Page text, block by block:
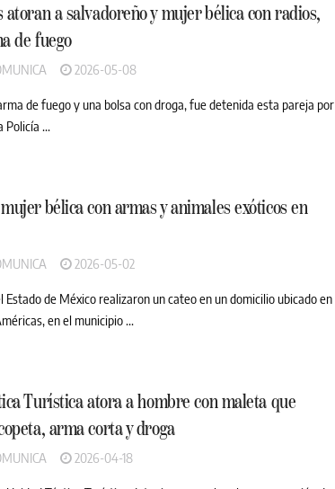
a salvadoreño y mujer bélica con radios,
de fuego
2026-05-08
de fuego y una bolsa con droga, fue detenida esta pareja por
Policía ...
bélica con armas y animales exóticos en
2026-05-02
Estado de México realizaron un cateo en un domicilio ubicado en
en el municipio ...
Turística atora a hombre con maleta que
arma corta y droga
2026-04-18